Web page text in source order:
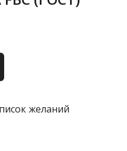
желаний